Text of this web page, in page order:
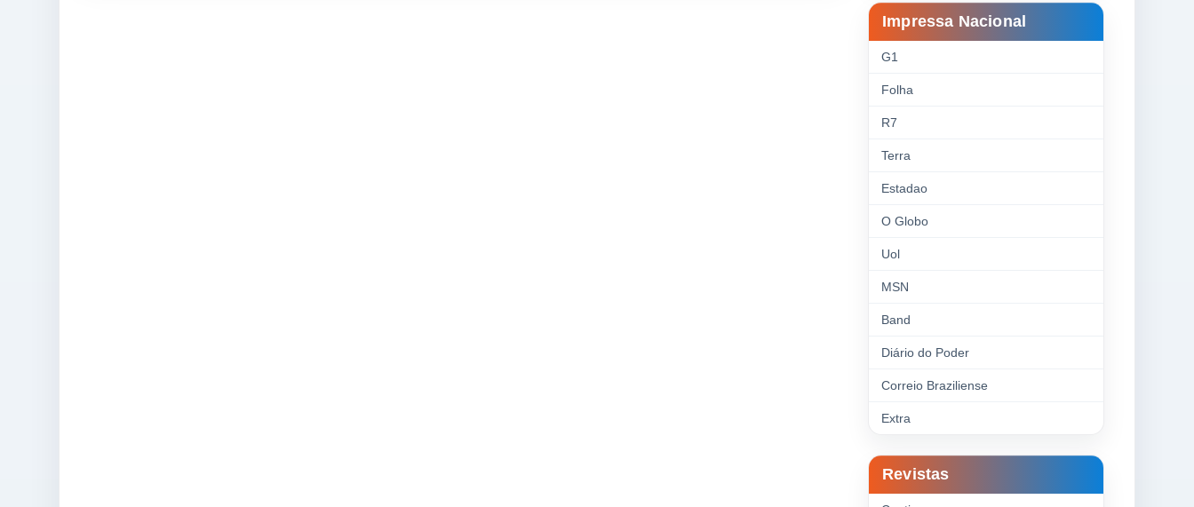
Impressa Nacional
G1
Folha
R7
Terra
Estadao
O Globo
Uol
MSN
Band
Diário do Poder
Correio Braziliense
Extra
Revistas